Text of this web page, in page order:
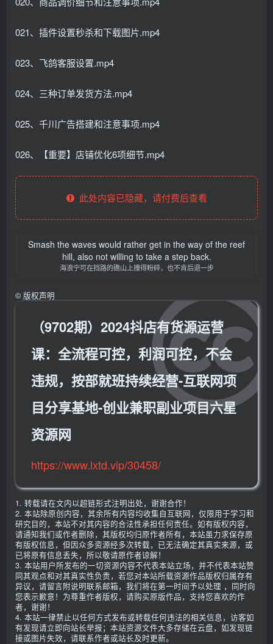
021、插件设置秒杀和下载图片.mp4
023、飞鸽客服设置.mp4
024、三种订单发货方法.mp4
025、千川广告搭建和注意事项.mp4
026、【重要】店铺优化6项细节.mp4
此处内容已隐藏，请付费后查看
Smash the waves would rather get in the way of the reef
hill, also not willing to take a step back.
海浪宁可在挡路的礁山上撞得粉碎，也不肯后退一步
© 版权声明
（9702期）2024抖店有货源运营
课：全流程可控，利润可控，不会
违规，按部就班持续经营-互联网项
目分享基地-创业兼职副业项目六星
资源网
https://www.lxtd.vip/30458/
1. 转载请在文内以超链形式注明出处，谢谢合作！
2. 本站除原创内容，其余所有内容均收集自互联网，仅限用于学习和
研究目的，本站不对其内容的合法性承担任何责任。如有版权内容，
请通知我们或作者删除，其版权均归原作者所有，本站虽力求保存原
有版权信息，但因众多资源经多次转载，已无法确定其真实来源，或
已将原有信息丢失，所以敬请原作者谅解！
3. 本站用户所发布的一切资源内容不代表本站立场，并不代表本站赞
同其观点和对其真实性负责，若您对本站所载资源作品版权归属存有
异议，请留言附说明联系邮箱，我们将在第一时间予以处理 ，同时向
您表示歉意！为尊重作者版权，请购买原版作品，支持您喜欢的作
者，谢谢！
4. 本站一律禁止以任何方式发布或转载任何违法的相关信息，访客如
有发现请立即向站长举报；本站资源文件大多存储在云盘，如发现链
接或图片失效，请联系作者或站长及时更新。